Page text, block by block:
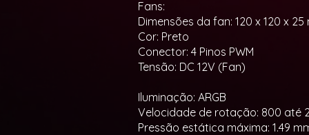
Fans:
Dimensões da fan: 120 x 120 x 25
Cor: Preto
Conector: 4 Pinos PWM
Tensão: DC 12V (Fan)
Iluminação: ARGB
Velocidade de rotação: 800 até
Pressão estática máxima: 1.49